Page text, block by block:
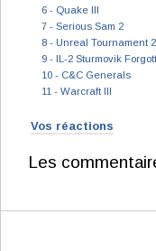
6 - Quake III
7 - Serious Sam 2
8 - Unreal Tournament
9 - IL-2 Sturmovik
10 - C&C Generals
11 - Warcraft III
Vos réactions
Les